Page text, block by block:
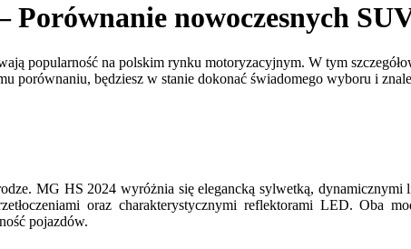
Porównanie nowoczesnych
popularność na polskim rynku motoryzacyjnym. W tym
porównaniu, będziesz w stanie dokonać świadomego wyboru i
MG HS 2024 wyróżnia się elegancką sylwetką,
oraz charakterystycznymi reflektorami LED. Oba
pojazdów.